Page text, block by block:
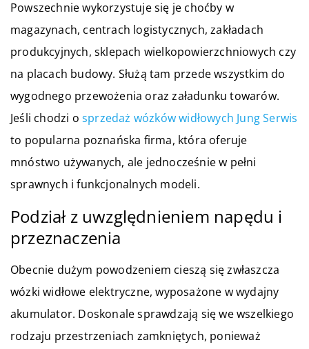
Powszechnie wykorzystuje się je choćby w
magazynach, centrach logistycznych, zakładach
produkcyjnych, sklepach wielkopowierzchniowych czy
na placach budowy. Służą tam przede wszystkim do
wygodnego przewożenia oraz załadunku towarów.
Jeśli chodzi o sprzedaż wózków widłowych Jung Serwis
to popularna poznańska firma, która oferuje
mnóstwo używanych, ale jednocześnie w pełni
sprawnych i funkcjonalnych modeli.
Podział z uwzględnieniem napędu i
przeznaczenia
Obecnie dużym powodzeniem cieszą się zwłaszcza
wózki widłowe elektryczne, wyposażone w wydajny
akumulator. Doskonale sprawdzają się we wszelkiego
rodzaju przestrzeniach zamkniętych, ponieważ